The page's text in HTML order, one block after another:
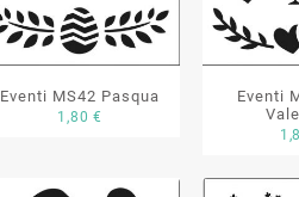
Eventi MS42 Pasqua
1,80€
Eventi